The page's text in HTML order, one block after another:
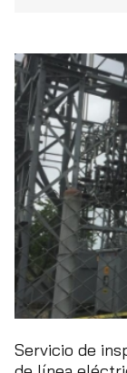
Servicio de